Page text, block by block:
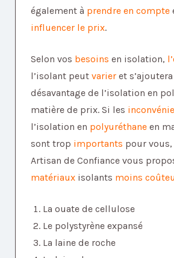
également à prendre en compte
influencer le prix.
Selon vos besoins en isolation,
l’isolant peut varier et
désavantage de l’isolation en
matière de prix. Si les
l’isolation en polyuréthane en
sont trop importants pour vous,
Artisan de Confiance vous
matériaux isolants moins
La ouate de cellulose
Le polystyrène expansé
La laine de roche